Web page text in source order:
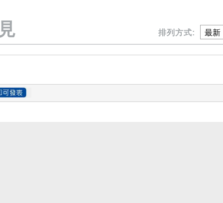
排列方式: